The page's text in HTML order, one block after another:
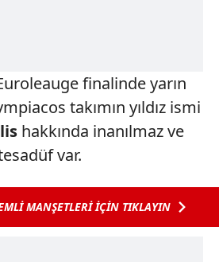
finalinde yarın
takımın yıldız ismi
hakkında inanılmaz ve
var.
MANŞETLERİ İÇİN TIKLAYIN